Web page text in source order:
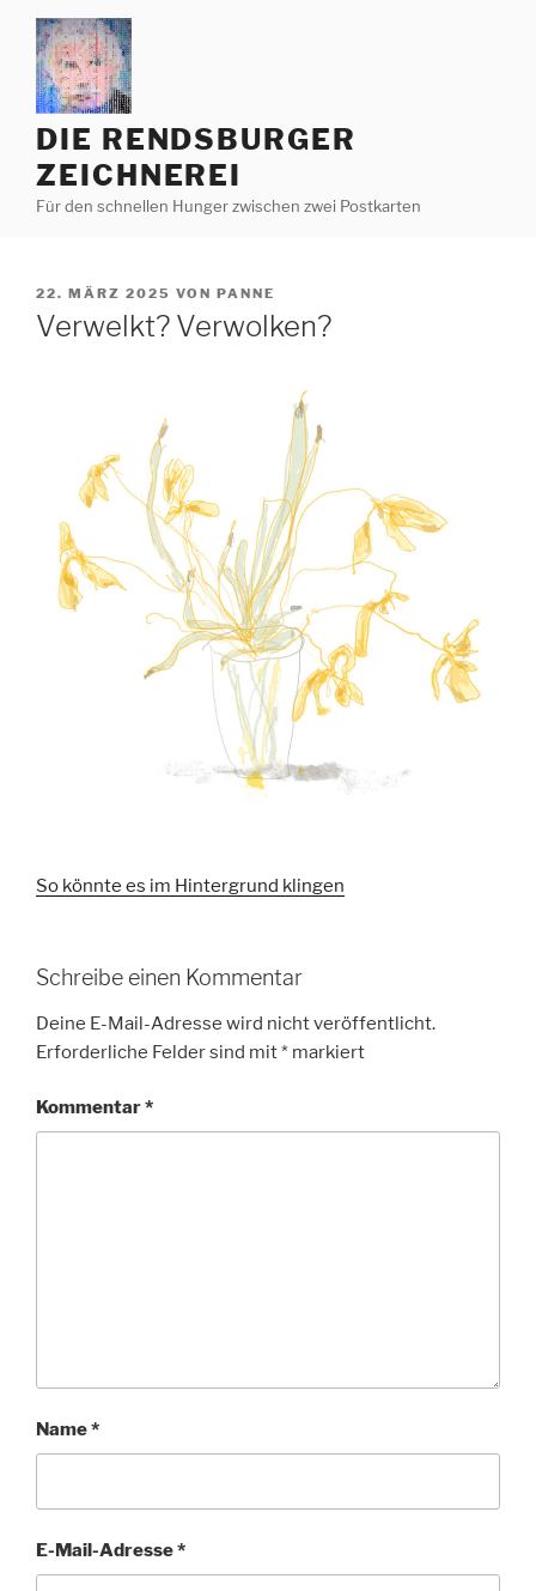
Zum
Inhalt
springen
DIE RENDSBURGER
ZEICHNEREI
Für den schnellen Hunger zwischen zwei Postkarten
VERÖFFENTLICHT
AM
22. MÄRZ 2025 VON PANNE
Verwelkt? Verwolken?
So könnte es im Hintergrund klingen
Schreibe einen Kommentar
Deine E-Mail-Adresse wird nicht veröffentlicht.
Erforderliche Felder sind mit* markiert
Kommentar*
Name*
E-Mail-Adresse*